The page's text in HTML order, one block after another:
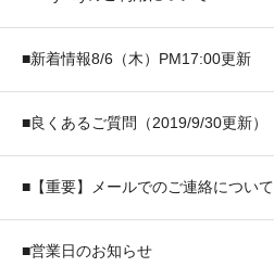
■新着情報8/6（木）PM17:00更新
■良くあるご質問（2019/9/30更新）
■【重要】メールでのご連絡について
■営業日のお知らせ